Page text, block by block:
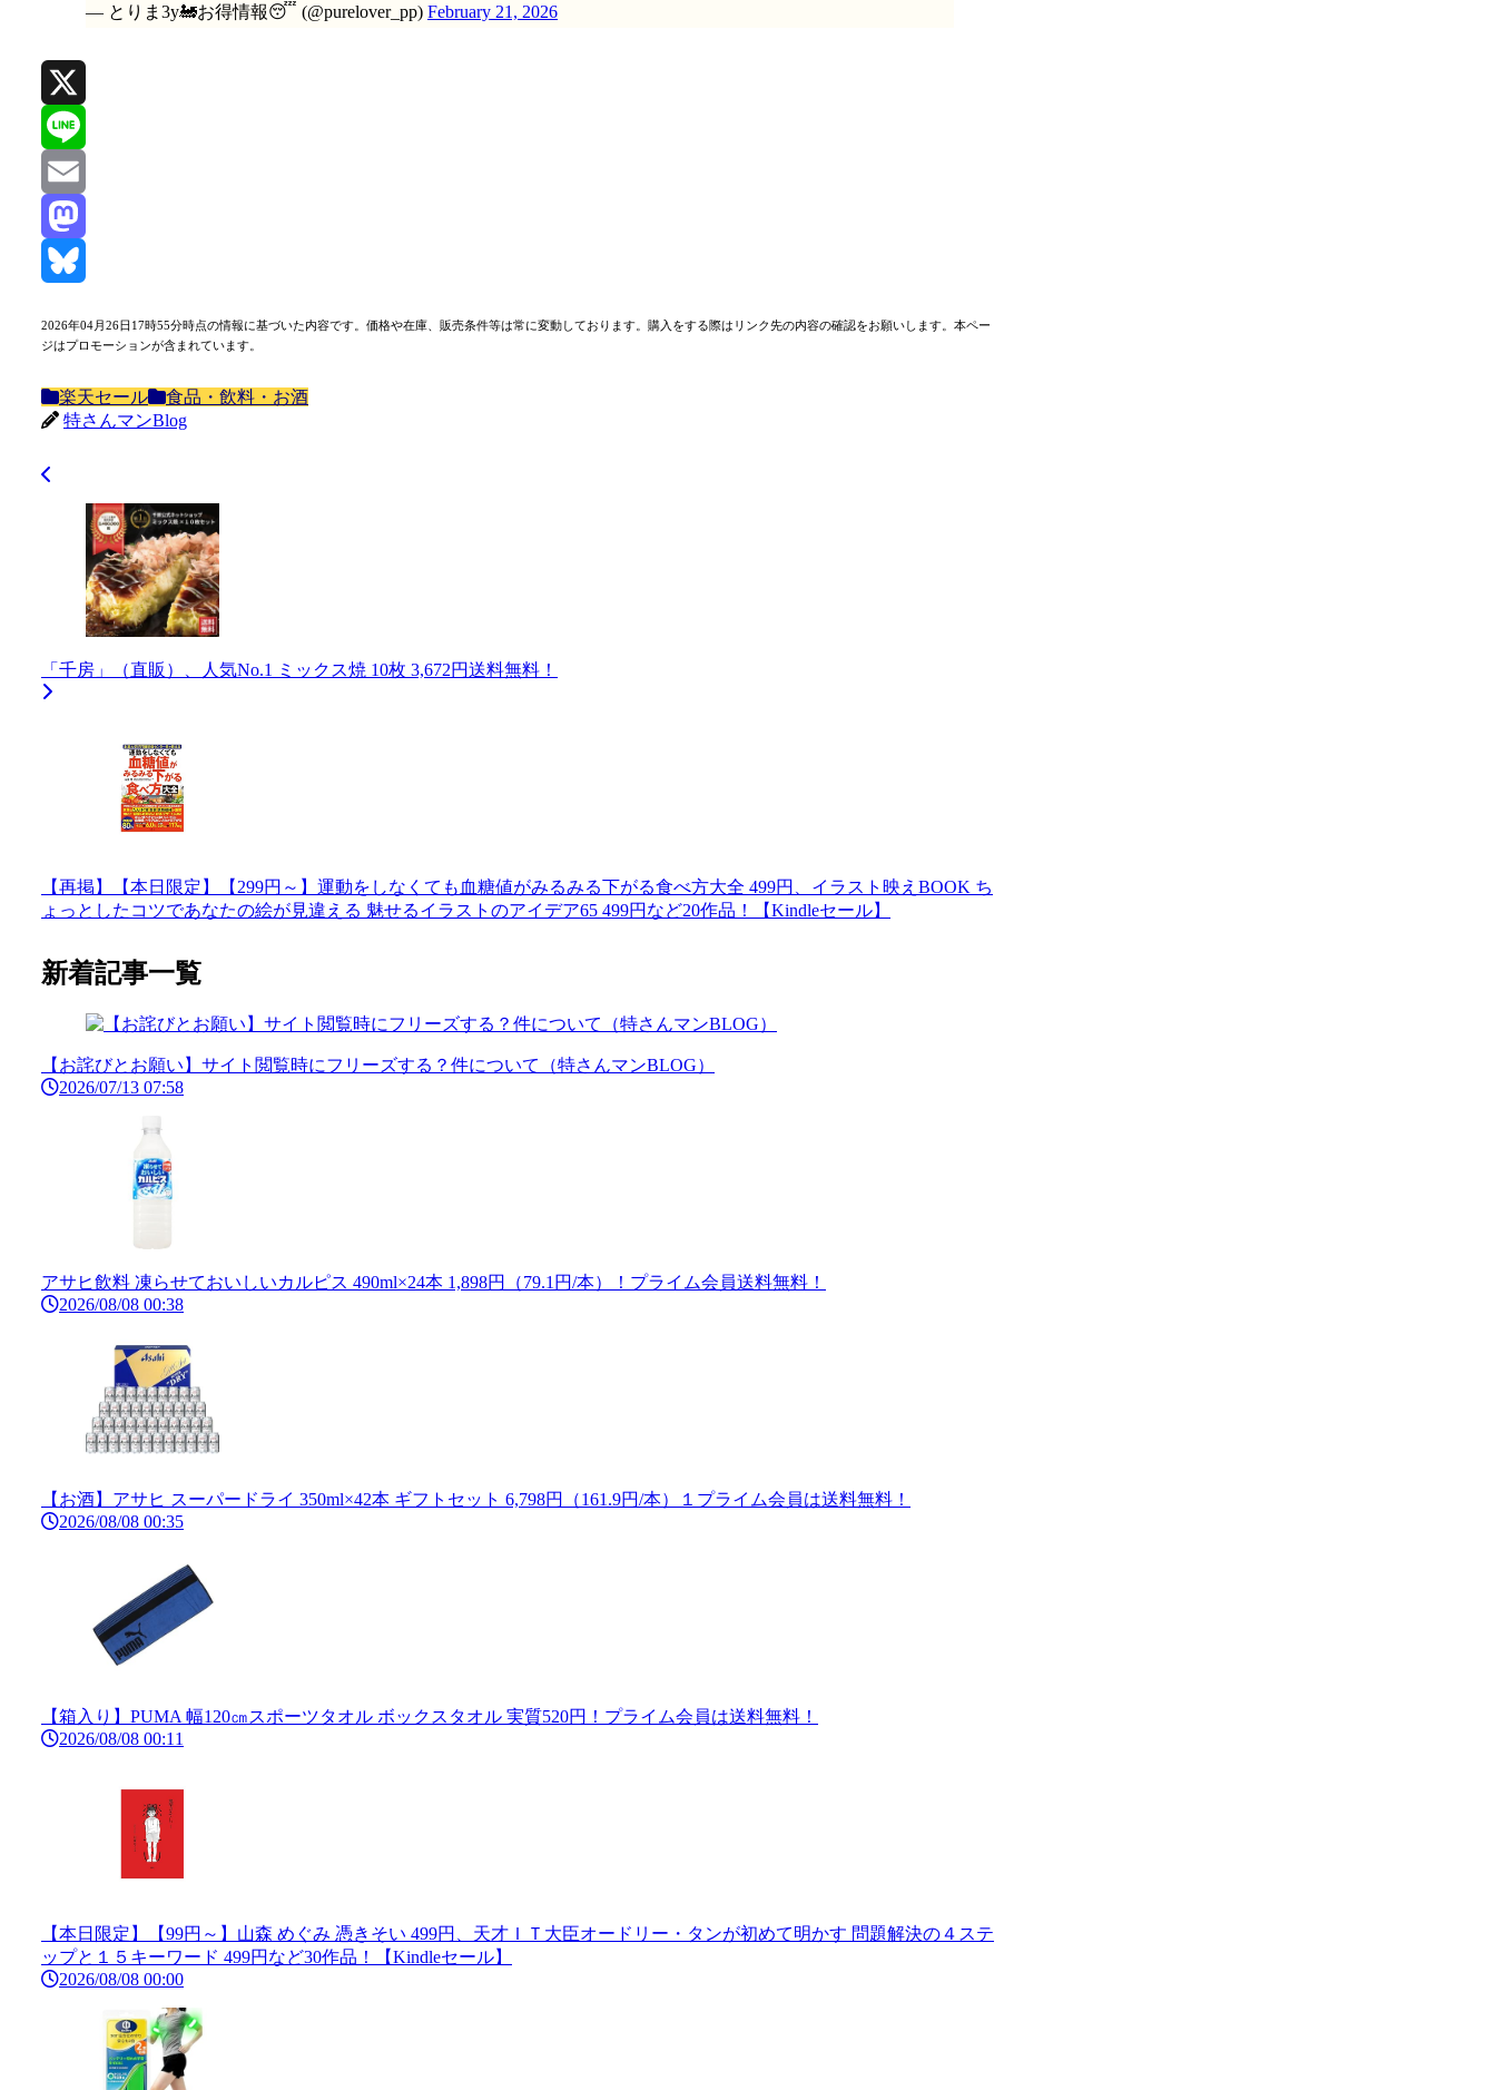
— とりま3y🚂お得情報😴 (@purelover_pp) February 21, 2026
X
Line
Email
Mastodon
2026年04月26日17時55分時点の情報に基づいた内容です。価格や在庫、販売条件等は常に変動しております。購入をする際はリンク先の内容の確認をお願いします。本ペー
ジはプロモーションが含まれています。
楽天セール
食品・飲料・お酒
特さんマンBlog
「千房」（直販）、人気No.1 ミックス焼 10枚 3,672円送料無料！
【再掲】【本日限定】【299円～】運動をしなくても血糖値がみるみる下がる食べ方大全 499円、イラスト映えBOOK ち
ょっとしたコツであなたの絵が見違える 魅せるイラストのアイデア65 499円など20作品！【Kindleセール】
新着記事一覧
【お詫びとお願い】サイト閲覧時にフリーズする？件について（特さんマンBLOG）
2026/07/13 07:58
アサヒ飲料 凍らせておいしいカルピス 490ml×24本 1,898円（79.1円/本）！プライム会員送料無料！
2026/08/08 00:38
【お酒】アサヒ スーパードライ 350ml×42本 ギフトセット 6,798円（161.9円/本）１プライム会員は送料無料！
2026/08/08 00:35
【箱入り】PUMA 幅120㎝スポーツタオル ボックスタオル 実質520円！プライム会員は送料無料！
2026/08/08 00:11
【本日限定】【99円～】山森 めぐみ 憑きそい 499円、天才ＩＴ大臣オードリー・タンが初めて明かす 問題解決の４ステ
ップと１５キーワード 499円など30作品！【Kindleセール】
2026/08/08 00:00